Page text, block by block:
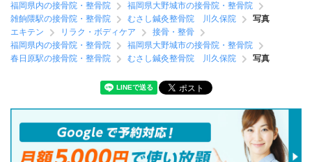
福岡県内の接骨院・整骨院
福岡県大野城市の接骨院・整骨院
雑餉隈駅の接骨院・整骨院
むさし鍼灸整骨院 川久保院
写真
エキテン
リラク・ボディケア
接骨・整骨
福岡県内の接骨院・整骨院
福岡県大野城市の接骨院・整骨院
春日原駅の接骨院・整骨院
むさし鍼灸整骨院 川久保院 写真